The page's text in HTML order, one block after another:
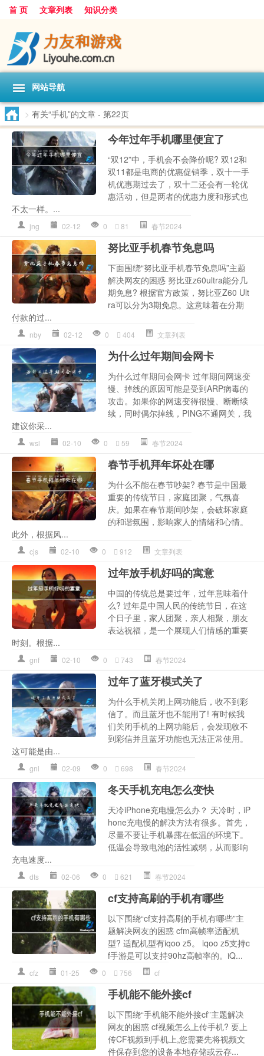
首 页 文章列表 知识分类
网站导航
> 有关“手机”的文章 - 第22页
今年过年手机哪里便宜了
“双12”中，手机会不会降价呢? 双12和
双11都是电商的优惠促销季，双十一手
机优惠期过去了，双十二还会有一轮优
惠活动，但是两者的优惠力度和形式也
不太一样。...
jng 02-12 0 81 春节2024
努比亚手机春节免息吗
下面围绕“努比亚手机春节免息吗”主题
解决网友的困惑 努比亚z60ultra能分几
期免息? 根据官方政策，努比亚Z60 Ult
ra可以分为3期免息。这意味着在分期
付款的过...
nby 02-12 0 404 文章列表
为什么过年期间会网卡
为什么过年期间会网卡 过年期间网速变
慢、掉线的原因可能是受到ARP病毒的
攻击。如果你的网速变得很慢、断断续
续，同时偶尔掉线，PING不通网关，我
建议你采...
wsl 02-10 0 59 春节2024
春节手机拜年坏处在哪
为什么不能在春节吵架? 春节是中国最
重要的传统节日，家庭团聚，气氛喜
庆。如果在春节期间吵架，会破坏家庭
的和谐氛围，影响家人的情绪和心情。
此外，根据风...
cjs 02-10 0 912 文章列表
过年放手机好吗的寓意
中国的传统总是要过年，过年意味着什
么? 过年是中国人民的传统节日，在这
个日子里，家人团聚，亲人相聚，朋友
表达祝福，是一个展现人们情感的重要
时刻。根据...
gnf 02-10 0 743 春节2024
过年了蓝牙模式关了
为什么手机关闭上网功能后，收不到彩
信了。而且蓝牙也不能用了! 有时候我
们关闭手机的上网功能后，会发现收不
到彩信并且蓝牙功能也无法正常使用。
这可能是由...
gnl 02-09 0 698 春节2024
冬天手机充电怎么变快
天冷iPhone充电慢怎么办？ 天冷时，iP
hone充电慢的解决方法有很多。首先，
尽量不要让手机暴露在低温的环境下。
低温会导致电池的活性减弱，从而影响
充电速度...
dts 02-06 0 621 春节2024
cf支持高刷的手机有哪些
以下围绕“cf支持高刷的手机有哪些”主
题解决网友的困惑 cfm高帧率适配机
型? 适配机型有iqoo z5。 iqoo z5支持c
f手游是可以支持90hz高帧率的。iQ...
cfz 01-25 0 756 cf
手机能不能外接cf
以下围绕“手机能不能外接cf”主题解决
网友的困惑 cf视频怎么上传手机? 要上
传CF视频到手机上,您需要先将视频文
件保存到您的设备本地存储或云存...